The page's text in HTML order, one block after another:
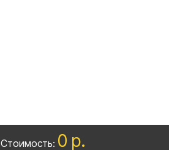
Стоимость: 0 р.